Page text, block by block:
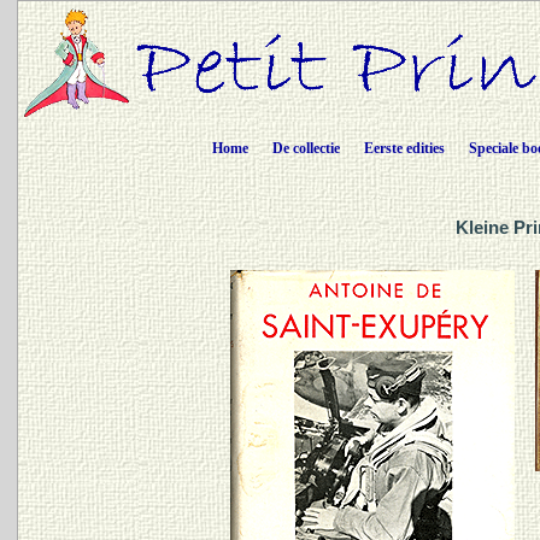
Home De collectie Eerste edities Speciale
Kleine